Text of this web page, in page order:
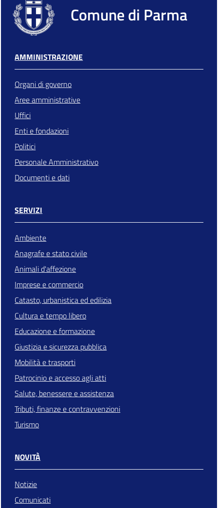
Comune di Parma
AMMINISTRAZIONE
Organi di governo
Aree amministrative
Uffici
Enti e fondazioni
Politici
Personale Amministrativo
Documenti e dati
SERVIZI
Ambiente
Anagrafe e stato civile
Animali d'affezione
Imprese e commercio
Catasto, urbanistica ed edilizia
Cultura e tempo libero
Educazione e formazione
Giustizia e sicurezza pubblica
Mobilità e trasporti
Patrocinio e accesso agli atti
Salute, benessere e assistenza
Tributi, finanze e contravvenzioni
Turismo
NOVITÀ
Notizie
Comunicati